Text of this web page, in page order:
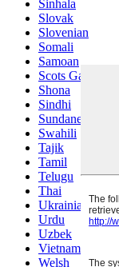
Sinhala
Slovak
Slovenian
Somali
Samoan
Scots Gaelic
Shona
Sindhi
Sundanese
Swahili
Tajik
Tamil
Telugu
Thai
Ukrainian
Urdu
Uzbek
Vietnamese
Welsh